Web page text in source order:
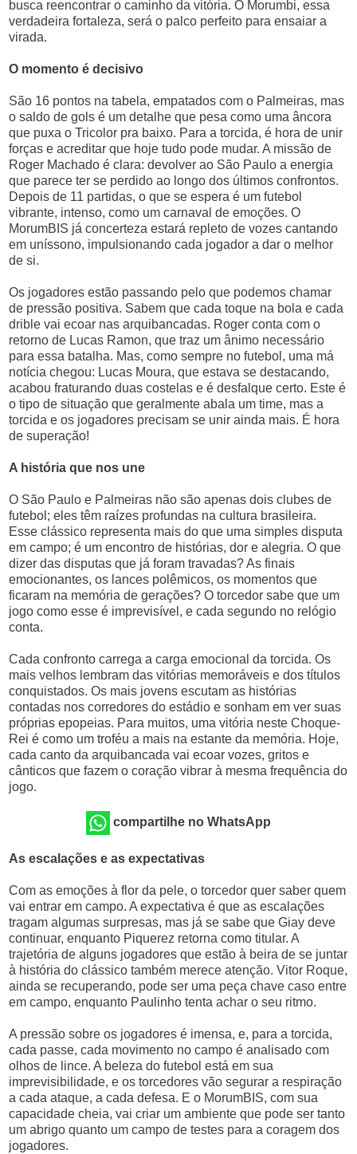
busca reencontrar o caminho da vitória. O Morumbi, essa
verdadeira fortaleza, será o palco perfeito para ensaiar a
virada.
O momento é decisivo
São 16 pontos na tabela, empatados com o Palmeiras, mas
o saldo de gols é um detalhe que pesa como uma âncora
que puxa o Tricolor pra baixo. Para a torcida, é hora de unir
forças e acreditar que hoje tudo pode mudar. A missão de
Roger Machado é clara: devolver ao São Paulo a energia
que parece ter se perdido ao longo dos últimos confrontos.
Depois de 11 partidas, o que se espera é um futebol
vibrante, intenso, como um carnaval de emoções. O
MorumBIS já concerteza estará repleto de vozes cantando
em uníssono, impulsionando cada jogador a dar o melhor
de si.
Os jogadores estão passando pelo que podemos chamar
de pressão positiva. Sabem que cada toque na bola e cada
drible vai ecoar nas arquibancadas. Roger conta com o
retorno de Lucas Ramon, que traz um ânimo necessário
para essa batalha. Mas, como sempre no futebol, uma má
notícia chegou: Lucas Moura, que estava se destacando,
acabou fraturando duas costelas e é desfalque certo. Este é
o tipo de situação que geralmente abala um time, mas a
torcida e os jogadores precisam se unir ainda mais. É hora
de superação!
A história que nos une
O São Paulo e Palmeiras não são apenas dois clubes de
futebol; eles têm raízes profundas na cultura brasileira.
Esse clássico representa mais do que uma simples disputa
em campo; é um encontro de histórias, dor e alegria. O que
dizer das disputas que já foram travadas? As finais
emocionantes, os lances polêmicos, os momentos que
ficaram na memória de gerações? O torcedor sabe que um
jogo como esse é imprevisível, e cada segundo no relógio
conta.
Cada confronto carrega a carga emocional da torcida. Os
mais velhos lembram das vitórias memoráveis e dos títulos
conquistados. Os mais jovens escutam as histórias
contadas nos corredores do estádio e sonham em ver suas
próprias epopeias. Para muitos, uma vitória neste Choque-
Rei é como um troféu a mais na estante da memória. Hoje,
cada canto da arquibancada vai ecoar vozes, gritos e
cânticos que fazem o coração vibrar à mesma frequência do
jogo.
compartilhe no WhatsApp
As escalações e as expectativas
Com as emoções à flor da pele, o torcedor quer saber quem
vai entrar em campo. A expectativa é que as escalações
tragam algumas surpresas, mas já se sabe que Giay deve
continuar, enquanto Piquerez retorna como titular. A
trajetória de alguns jogadores que estão à beira de se juntar
à história do clássico também merece atenção. Vitor Roque,
ainda se recuperando, pode ser uma peça chave caso entre
em campo, enquanto Paulinho tenta achar o seu ritmo.
A pressão sobre os jogadores é imensa, e, para a torcida,
cada passe, cada movimento no campo é analisado com
olhos de lince. A beleza do futebol está em sua
imprevisibilidade, e os torcedores vão segurar a respiração
a cada ataque, a cada defesa. E o MorumBIS, com sua
capacidade cheia, vai criar um ambiente que pode ser tanto
um abrigo quanto um campo de testes para a coragem dos
jogadores.